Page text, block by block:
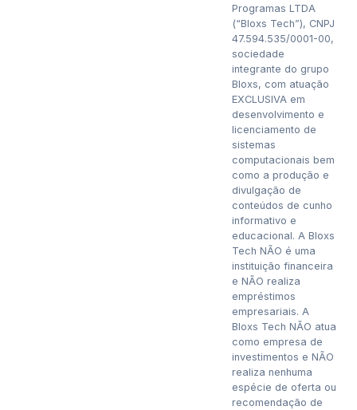
Programas LTDA
(“Bloxs Tech”), CNPJ
47.594.535/0001-00,
sociedade
integrante do grupo
Bloxs, com atuação
EXCLUSIVA em
desenvolvimento e
licenciamento de
sistemas
computacionais bem
como a produção e
divulgação de
conteúdos de cunho
informativo e
educacional. A Bloxs
Tech NÃO é uma
instituição financeira
e NÃO realiza
empréstimos
empresariais. A
Bloxs Tech NÃO atua
como empresa de
investimentos e NÃO
realiza nenhuma
espécie de oferta ou
recomendação de